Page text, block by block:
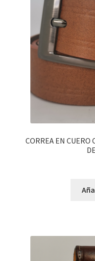
CORREA EN CUERO